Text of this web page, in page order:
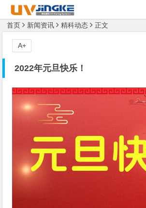
首页 新闻资讯 精科动态 正文
2022年元旦快乐！
A+